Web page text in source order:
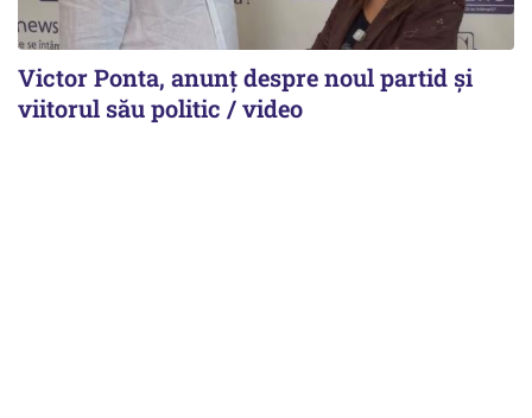
Victor Ponta, anunț despre noul partid și
viitorul său politic / video